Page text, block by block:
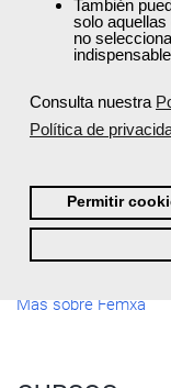
También
solo
no
Consulta nuestra
Política de
Permitir
Quiénes
conseguir tus
cursosdel momento.
Más sobre Femxa